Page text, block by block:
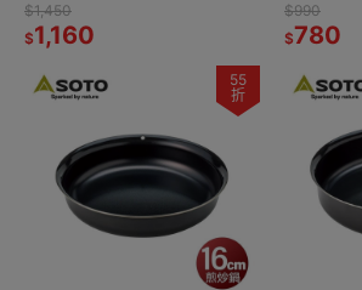
$1,450
$1,160
$990
$780
55
折